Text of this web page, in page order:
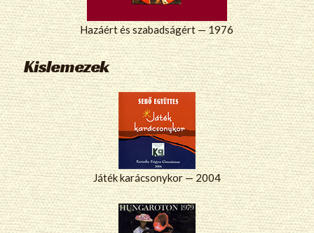
Hazáért és szabadságért — 1976
Kislemezek
Játék karácsonykor — 2004